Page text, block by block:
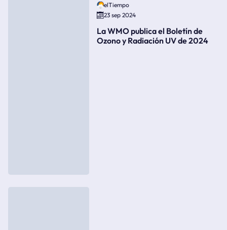
elTiempo
23 sep 2024
La WMO publica el Boletín de
Ozono y Radiación UV de 2024